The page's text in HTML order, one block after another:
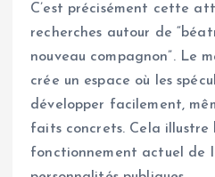
C’est précisément cette
recherches autour de
nouveau compagnon”. Le
crée un espace où les
développer facilement,
faits concrets. Cela illustre
fonctionnement actuel de